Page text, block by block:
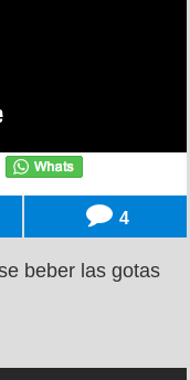
4
beber las gotas